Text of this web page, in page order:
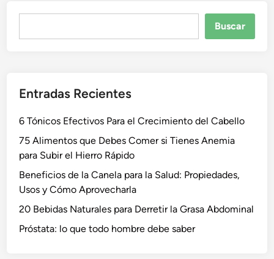
Buscar
Entradas Recientes
6 Tónicos Efectivos Para el Crecimiento del Cabello
75 Alimentos que Debes Comer si Tienes Anemia
para Subir el Hierro Rápido
Beneficios de la Canela para la Salud: Propiedades,
Usos y Cómo Aprovecharla
20 Bebidas Naturales para Derretir la Grasa Abdominal
Próstata: lo que todo hombre debe saber